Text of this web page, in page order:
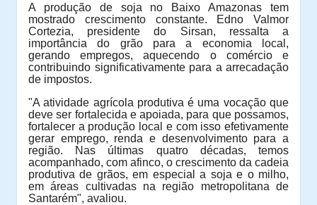
A produção de soja no Baixo Amazonas tem
mostrado crescimento constante. Edno Valmor
Cortezia, presidente do Sirsan, ressalta a
importância do grão para a economia local,
gerando empregos, aquecendo o comércio e
contribuindo significativamente para a arrecadação
de impostos.
"A atividade agrícola produtiva é uma vocação que
deve ser fortalecida e apoiada, para que possamos,
fortalecer a produção local e com isso efetivamente
gerar emprego, renda e desenvolvimento para a
região. Nas últimas quatro décadas, temos
acompanhado, com afinco, o crescimento da cadeia
produtiva de grãos, em especial a soja e o milho,
em áreas cultivadas na região metropolitana de
Santarém", avaliou.